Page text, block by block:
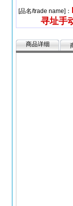
[品名/trade name]：
寻址手
商品详细